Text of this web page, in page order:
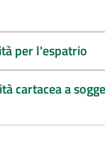
per l'espatrio
cartacea a